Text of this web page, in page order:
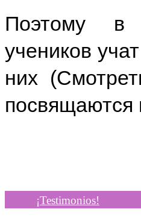
Поэтому
учеников
них
посвящаются
¡Testimonios!